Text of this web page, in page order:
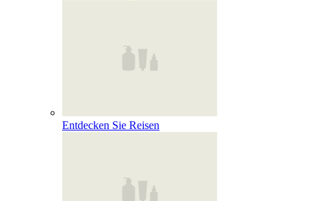
Entdecken Sie Reisen